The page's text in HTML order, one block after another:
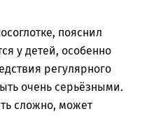
пояснил
у детей, особенно
регулярного
очень серьёзными.
сложно, может